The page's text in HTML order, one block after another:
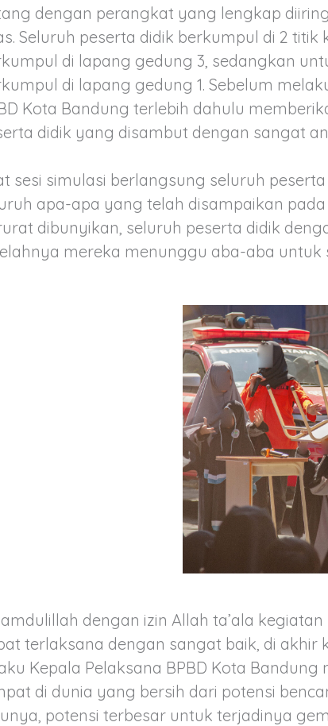
dengan perangkat yang lengkap
Seluruh peserta didik berkumpul di 2
di lapang gedung 3, sedangkan
di lapang gedung 1. Sebelum
Kota Bandung terlebih dahulu
didik yang disambut dengan sangat
sesi simulasi berlangsung seluruh
apa-apa yang telah disampaikan
dibunyikan, seluruh peserta didik
mereka menunggu aba-aba
dengan izin Allah ta’ala
terlaksana dengan sangat baik, di akhir
Kepala Pelaksana BPBD Kota
di dunia yang bersih dari potensi
potensi terbesar untuk terjadinya